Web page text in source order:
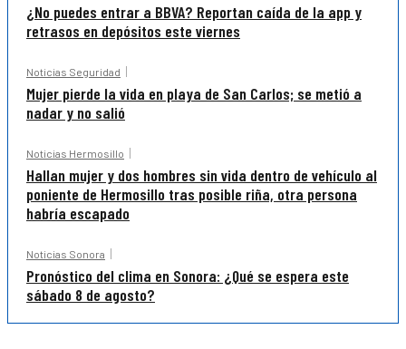
¿No puedes entrar a BBVA? Reportan caída de la app y
retrasos en depósitos este viernes
Noticias Seguridad
Mujer pierde la vida en playa de San Carlos; se metió a
nadar y no salió
Noticias Hermosillo
Hallan mujer y dos hombres sin vida dentro de vehículo al
poniente de Hermosillo tras posible riña, otra persona
habría escapado
Noticias Sonora
Pronóstico del clima en Sonora: ¿Qué se espera este
sábado 8 de agosto?